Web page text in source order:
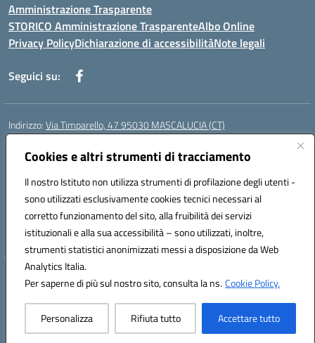
Cookies e altri strumenti di tracciamento
Il nostro Istituto non utilizza strumenti di profilazione degli utenti -
sono utilizzati esclusivamente cookies tecnici necessari al
corretto funzionamento del sito, alla fruibilità dei servizi
istituzionali e alla sua accessibilità – sono utilizzati, inoltre,
strumenti statistici anonimizzati messi a disposizione da Web
Analytics Italia.
Per saperne di più sul nostro sito, consulta la ns.Cookie Policy.
Personalizza Rifiuta tutto Accettare tutto
Amministrazione Trasparente
STORICO Amministrazione TrasparenteAlbo Online
Privacy PolicyDichiarazione di accessibilitàNote legali
Seguici su:
Indirizzo:Via Timparello, 47 95030 MASCALUCIA (CT)
Centralino:
Posta elettronica certificata (PEC):ctic8bc002@pec.istruzione.it
Codice fiscale: 93238350875
Codice meccanografico:ctic8bc002
Codice Indice delle Pubbliche Amministrazioni (IPA): istsc_ctic8bc002
Codice unico di fatturazione (CUF): 2PO2JW
Hosting & Powered by 3D Solution S.r.l.
Concept & Design by Designers Italia